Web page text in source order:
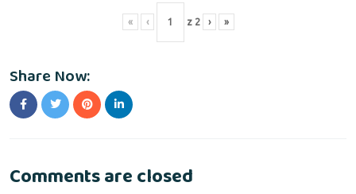
« ‹ z 2 › »
Share Now:
Comments are closed